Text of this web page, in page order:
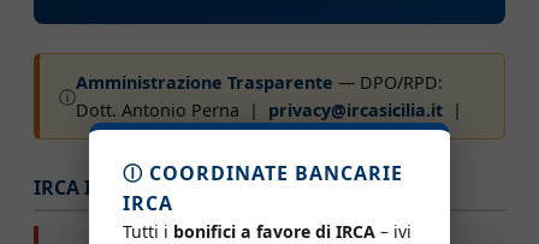
ⓘ
Amministrazione Trasparente — DPO/RPD:
Dott. Antonio Perna | privacy@ircasicilia.it |
IRCA Informa – Avvisi recenti
Ⓘ COORDINATE BANCARIE
IRCA
Tutti i bonifici a favore di IRCA – ivi